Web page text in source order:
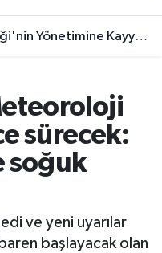
Kayyum Atandı
sürecek:
soğuk
ve yeni uyarılar
başlayacak olan
Fikstür